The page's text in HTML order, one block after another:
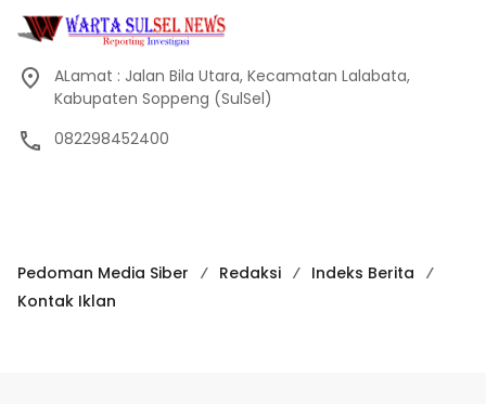
ALamat : Jalan Bila Utara, Kecamatan Lalabata,
Kabupaten Soppeng (SulSel)
082298452400
Pedoman Media Siber Redaksi
Indeks Berita
Kontak Iklan